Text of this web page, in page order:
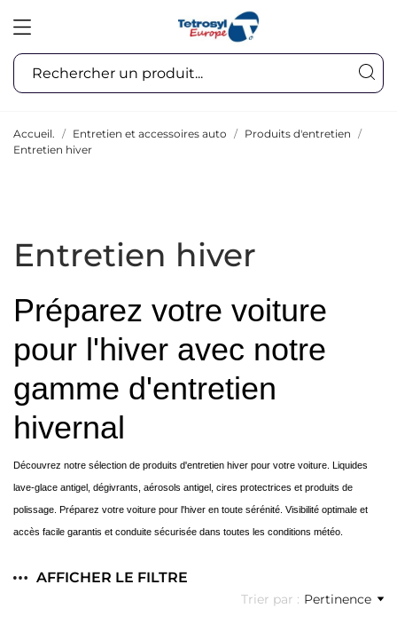
Accueil. Entretien et accessoires auto
Produits d'entretien
Entretien hiver
Entretien hiver
Préparez votre voiture
pour l'hiver avec notre
gamme d'entretien
hivernal
Découvrez notre sélection de produits d'entretien hiver pour votre voiture. Liquides
lave-glace antigel, dégivrants, aérosols antigel, cires protectrices et produits de
polissage. Préparez votre voiture pour l'hiver en toute sérénité. Visibilité optimale et
accès facile garantis et conduite sécurisée dans toutes les conditions météo.
Trier par : Pertinence
AFFICHER LE FILTRE